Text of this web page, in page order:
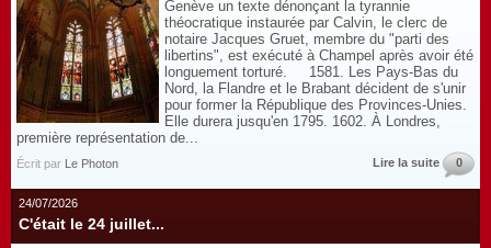
Genève un texte dénonçant la tyrannie
théocratique instaurée par Calvin, le clerc de
notaire Jacques Gruet, membre du "parti des
libertins", est exécuté à Champel après avoir été
longuement torturé. 1581. Les Pays-Bas du
Nord, la Flandre et le Brabant décident de s'unir
pour former la République des Provinces-Unies.
Elle durera jusqu'en 1795. 1602. À Londres,
première représentation de...
Écrit par Le Photon Lire la suite 0
24/07/2026
C'était le 24 juillet...